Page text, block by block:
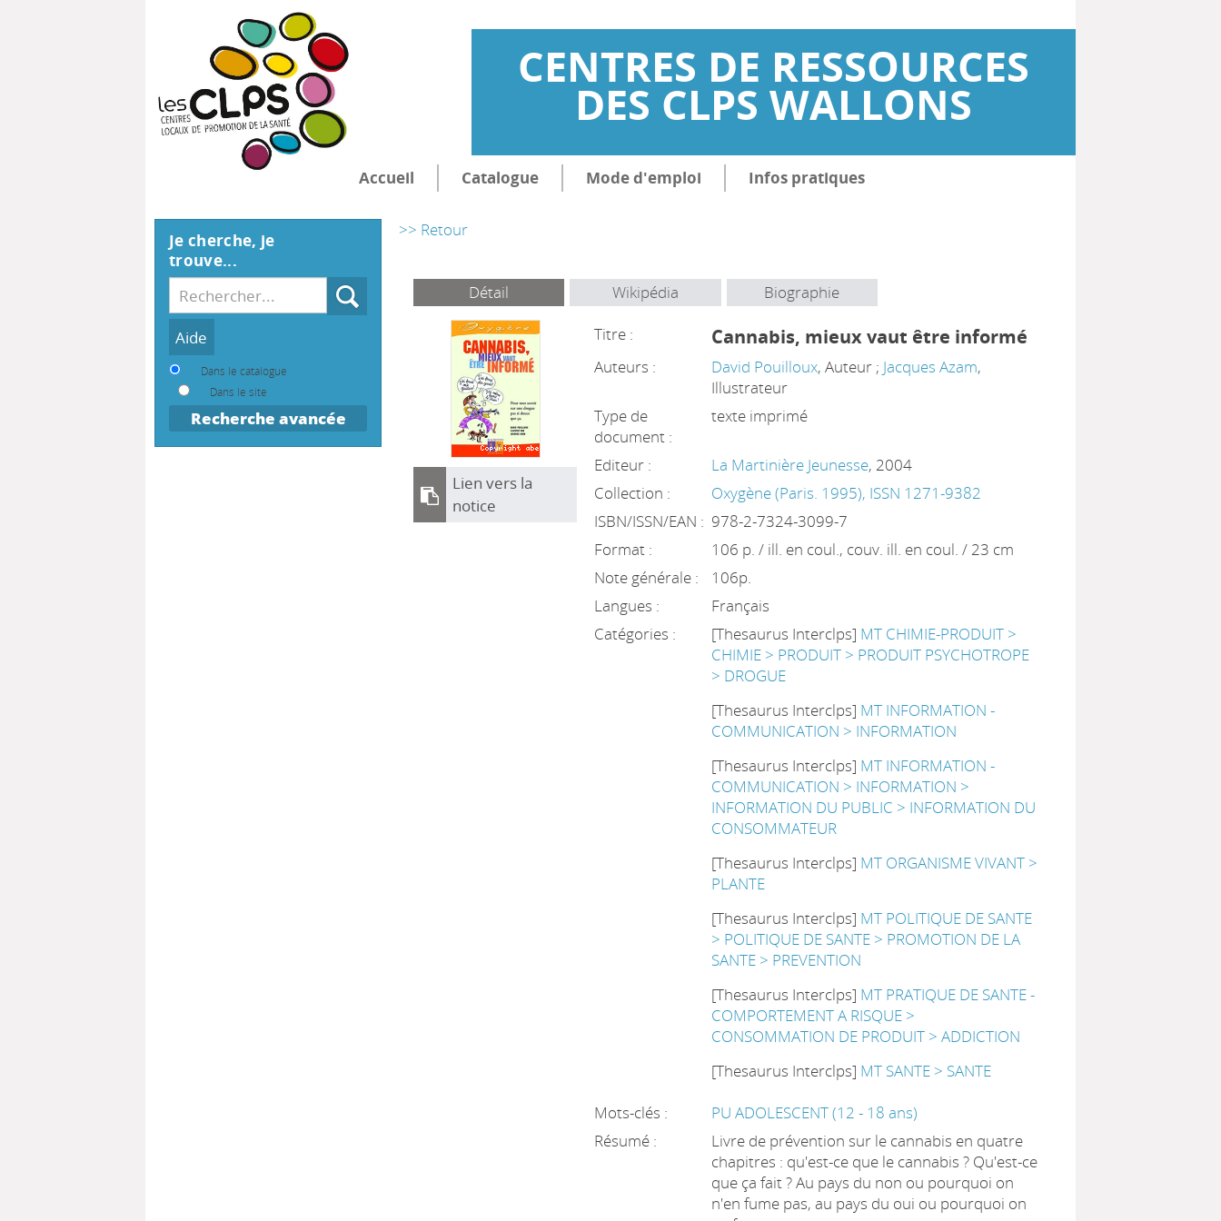
CENTRES DE RESSOURCES
DES CLPS WALLONS
Accueil Catalogue Mode d'emploi Infos pratiques
>> Retour
Détail Wikipédia Biographie
Lien vers la
notice
Titre : Cannabis, mieux vaut être informé
Auteurs : David Pouilloux, Auteur ; Jacques Azam,
Illustrateur
Type de
document :
texte imprimé
Editeur : La Martinière Jeunesse, 2004
Collection :
Oxygène (Paris. 1995), ISSN 1271-9382
ISBN/ISSN/EAN : 978-2-7324-3099-7
Format :
106 p. / ill. en coul., couv. ill. en coul. / 23 cm
Note générale :
106p.
Langues :
Français
Catégories :
[Thesaurus Interclps] MT CHIMIE-PRODUIT >
CHIMIE > PRODUIT > PRODUIT PSYCHOTROPE
> DROGUE
[Thesaurus Interclps] MT INFORMATION -
COMMUNICATION > INFORMATION
[Thesaurus Interclps] MT INFORMATION -
COMMUNICATION > INFORMATION >
INFORMATION DU PUBLIC > INFORMATION DU
CONSOMMATEUR
[Thesaurus Interclps] MT ORGANISME VIVANT >
PLANTE
[Thesaurus Interclps] MT POLITIQUE DE SANTE
> POLITIQUE DE SANTE > PROMOTION DE LA
SANTE > PREVENTION
[Thesaurus Interclps] MT PRATIQUE DE SANTE -
COMPORTEMENT A RISQUE >
CONSOMMATION DE PRODUIT > ADDICTION
[Thesaurus Interclps] MT SANTE > SANTE
Mots-clés :
PU ADOLESCENT (12 - 18 ans)
Résumé :
Livre de prévention sur le cannabis en quatre
chapitres : qu'est-ce que le cannabis ? Qu'est-ce
que ça fait ? Au pays du non ou pourquoi on
n'en fume pas, au pays du oui ou pourquoi on
Je cherche, je
trouve...
Recherche
Dans le catalogue
Dans le site
Recherche avancée